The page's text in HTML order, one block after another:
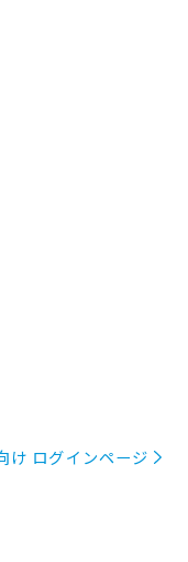
け ログインページ